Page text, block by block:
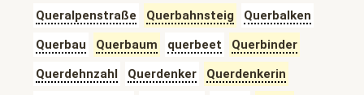
Queralpenstraße
Querbahnsteig
Querbalken
Querbau
Querbaum querbeet
Querbinder
Querdehnzahl
Querdenker
Querdenkerin